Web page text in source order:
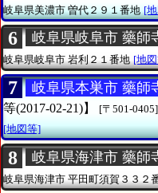
岐阜県美濃市曽代２９１番地 [
6 岐阜県岐阜市 藥師
岐阜県岐阜市 岩利２１番地 [地
7 岐阜県本巣市 藥師
等(2017-02-21)】
[〒501-0405]
[地図等]
8 岐阜県海津市 藥師
岐阜県海津市 平田町須賀３３２